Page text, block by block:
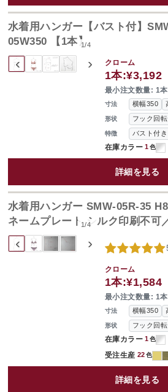
‹ ›
1/4
水着用ハンガー【バスト付】
05W350 【1本】
寸法 横幅350
形状 フック回転
特徴 バスト付き
在庫カラー 1色
クローム
1本:¥3,192
最小注文数量: 1
詳細を見る
‹ ›
1/4
水着用ハンガー SMW-05R-35
ネームプレート シルク印刷不可
寸法 横幅350
形状 フック回転
在庫カラー 1色
受注生産 22色
クローム
1本:¥1,584
最小注文数量: 1
詳細を見る